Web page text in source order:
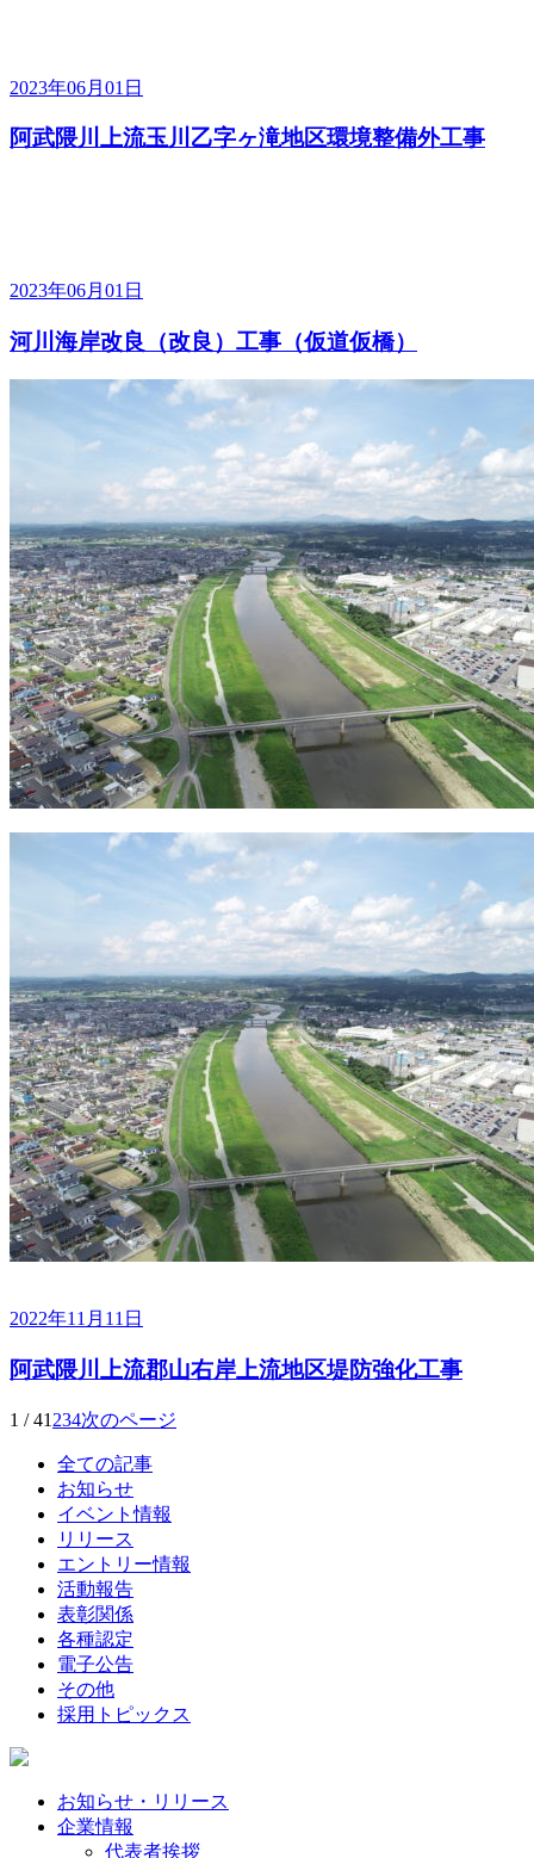
2023年06月01日
阿武隈川上流玉川乙字ヶ滝地区環境整備外工事
2023年06月01日
河川海岸改良（改良）工事（仮道仮橋）
2022年11月11日
阿武隈川上流郡山右岸上流地区堤防強化工事
1 / 41 234次のページ
全ての記事
お知らせ
イベント情報
リリース
エントリー情報
活動報告
表彰関係
各種認定
電子公告
その他
採用トピックス
お知らせ・リリース
企業情報
代表者挨拶